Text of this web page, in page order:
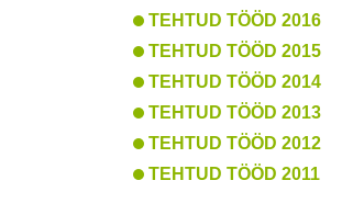
TEHTUD TÖÖD 2016
TEHTUD TÖÖD 2015
TEHTUD TÖÖD 2014
TEHTUD TÖÖD 2013
TEHTUD TÖÖD 2012
TEHTUD TÖÖD 2011